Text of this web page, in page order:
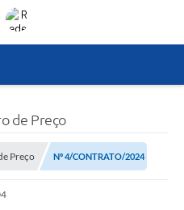
de Preço
Preço Nº 4/CONTRATO/2024